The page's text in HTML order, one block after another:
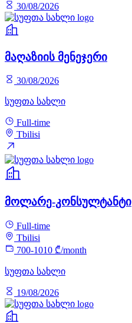
30/08/2026
მაღაზიის მენეჯერი
30/08/2026
სუფთა სახლი
Full-time
Tbilisi
მოლარე-კონსულტანტი
Full-time
Tbilisi
700-1010 ₾/month
სუფთა სახლი
19/08/2026